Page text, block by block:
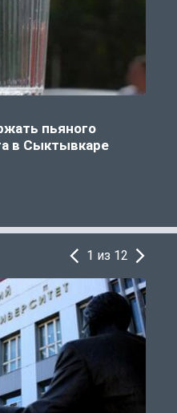
пьяного
в Сыктывкаре
1 из 12